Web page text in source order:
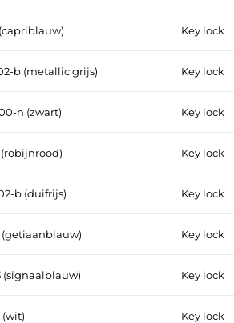
Key lock
b (metallic grijs) Key lock
n (zwart) Key lock
Key lock
b (duifrijs) Key lock
(getiaanblauw) Key lock
(signaalblauw) Key lock
(wit) Key lock